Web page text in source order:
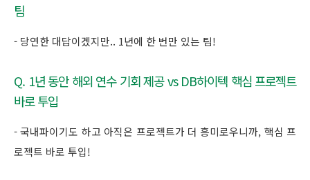
팀
- 당연한 대답이겠지만.. 1년에 한 번만 있는 팀!
Q. 1년 동안 해외 연수 기회 제공 vs DB하이텍 핵심 프로젝트
바로 투입
- 국내파이기도 하고 아직은 프로젝트가 더 흥미로우니까, 핵심 프
로젝트 바로 투입!